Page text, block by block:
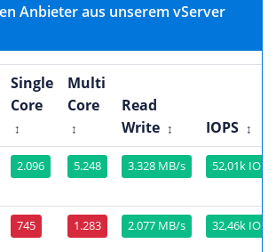
Anbieter aus unserem vServer
Single
Core
↕
Multi
Core
↕
Read
Write ↕ IOPS ↕
2.096 5.248 3.328 MB/s 52,01k IOPS
745 1.283 2.077 MB/s 32,46k IOPS